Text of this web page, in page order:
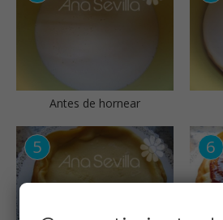
Antes de hornear